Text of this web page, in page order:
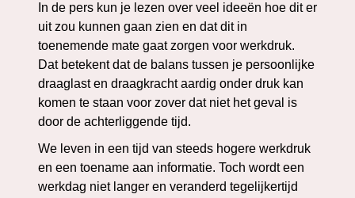
In de pers kun je lezen over veel ideeën hoe dit er
uit zou kunnen gaan zien en dat dit in
toenemende mate gaat zorgen voor werkdruk.
Dat betekent dat de balans tussen je persoonlijke
draaglast en draagkracht aardig onder druk kan
komen te staan voor zover dat niet het geval is
door de achterliggende tijd.
We leven in een tijd van steeds hogere werkdruk
en een toename aan informatie. Toch wordt een
werkdag niet langer en veranderd tegelijkertijd